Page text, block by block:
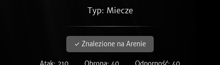
Typ: Miecze
✓ Znalezione na Arenie